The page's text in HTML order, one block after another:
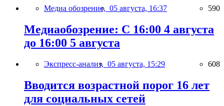
Медиа обозрение, 05 августа, 16:37 590
Медиаобозрение: С 16:00 4 августа
до 16:00 5 августа
Экспресс-анализ, 05 августа, 15:29 608
Вводится возрастной порог 16 лет
для социальных сетей